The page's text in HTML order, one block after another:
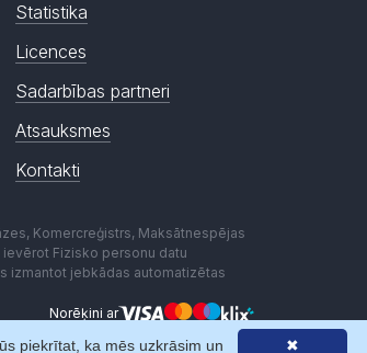
Statistika
Licences
Sadarbības partneri
Atsauksmes
Kontakti
Komercreģistrs, Maksātnespējas
Fizisko personu datu
izmantot jebkādas automatizētas
Norēķini ar
✖
piekrītat, ka mēs uzkrāsim un